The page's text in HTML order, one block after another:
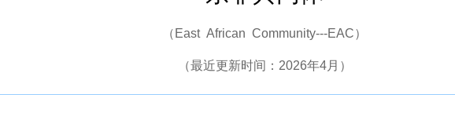
（East African Community---EAC）
（最近更新时间：2026年4月）